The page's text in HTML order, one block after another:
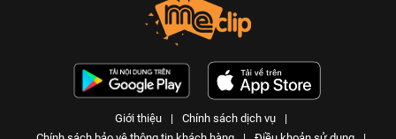
Giới thiệu | Chính sách dịch vụ
|